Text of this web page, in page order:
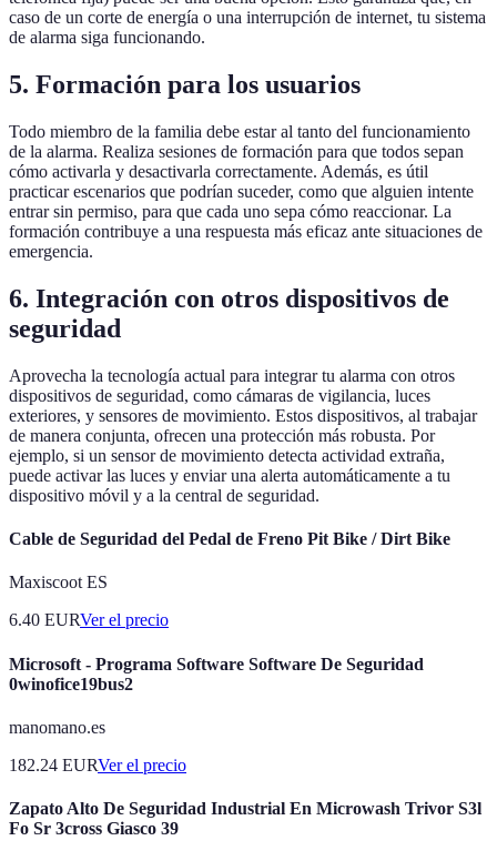
caso de un corte de energía o una interrupción de internet, tu sistema
de alarma siga funcionando.
5. Formación para los usuarios
Todo miembro de la familia debe estar al tanto del funcionamiento
de la alarma. Realiza sesiones de formación para que todos sepan
cómo activarla y desactivarla correctamente. Además, es útil
practicar escenarios que podrían suceder, como que alguien intente
entrar sin permiso, para que cada uno sepa cómo reaccionar. La
formación contribuye a una respuesta más eficaz ante situaciones de
emergencia.
6. Integración con otros dispositivos de
seguridad
Aprovecha la tecnología actual para integrar tu alarma con otros
dispositivos de seguridad, como cámaras de vigilancia, luces
exteriores, y sensores de movimiento. Estos dispositivos, al trabajar
de manera conjunta, ofrecen una protección más robusta. Por
ejemplo, si un sensor de movimiento detecta actividad extraña,
puede activar las luces y enviar una alerta automáticamente a tu
dispositivo móvil y a la central de seguridad.
Cable de Seguridad del Pedal de Freno Pit Bike / Dirt Bike
Maxiscoot ES
6.40 EURVer el precio
Microsoft - Programa Software Software De Seguridad
0winofice19bus2
manomano.es
182.24 EURVer el precio
Zapato Alto De Seguridad Industrial En Microwash Trivor S3l
Fo Sr 3cross Giasco 39